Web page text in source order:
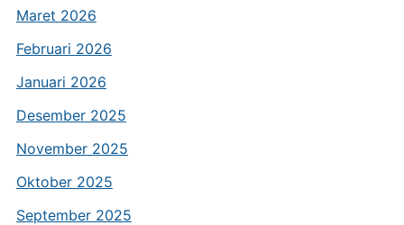
Maret 2026
Februari 2026
Januari 2026
Desember 2025
November 2025
Oktober 2025
September 2025